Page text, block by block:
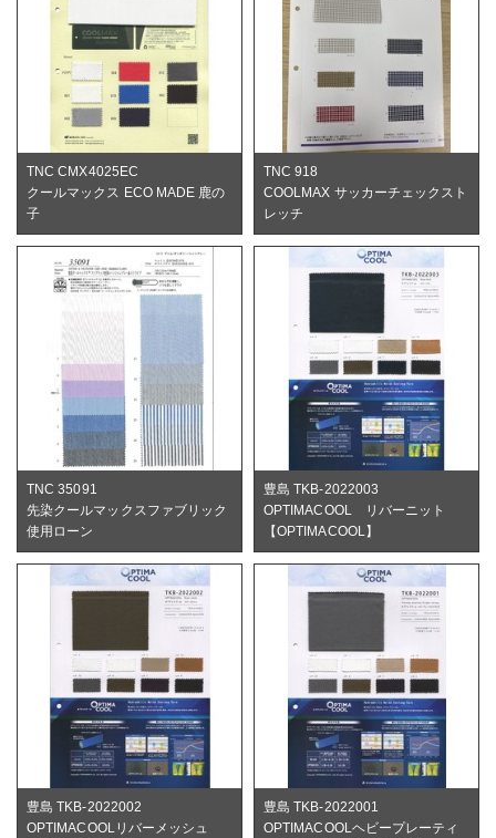
TNC CMX4025EC
クールマックス ECO MADE 鹿の
子
TNC 918
COOLMAX サッカーチェックスト
レッチ
TNC 35091
先染クールマックスファブリック
使用ローン
豊島 TKB-2022003
OPTIMACOOL リバーニット
【OPTIMACOOL】
豊島 TKB-2022002
OPTIMACOOLリバーメッシュ
豊島 TKB-2022001
OPTIMACOOLヘビープレーティ